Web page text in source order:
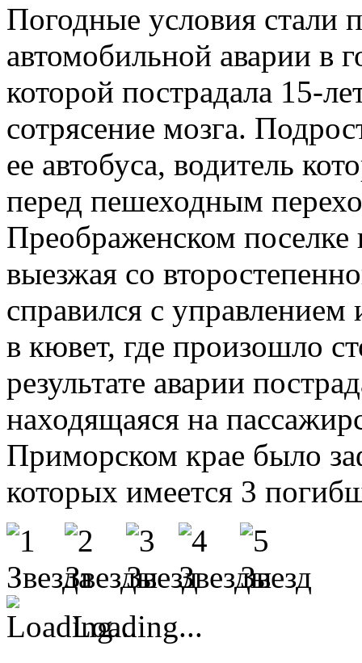
Погодные условия
автомобильной аварии в
которой пострадала 15-
сотрясение мозга.
ее автобуса, водитель
перед пешеходным
Преображенском
выезжая со
справился с управлением
в кювет, где произошло
результате аварии
находящаяся на
Приморском крае было
которых имеется 3
Loading...